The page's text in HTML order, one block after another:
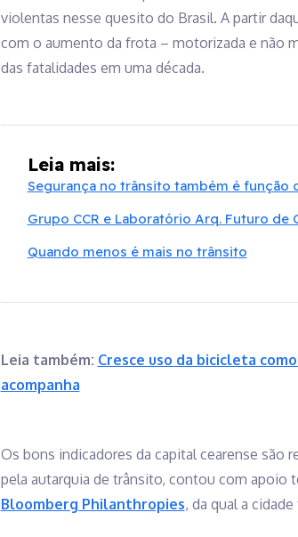
violentas nesse quesito do Brasil. A partir
com o aumento da frota – motorizada e não
das fatalidades em uma década.
Leia mais:
Segurança no trânsito também é
Grupo CCR e Laboratório Arq. Futuro
Quando menos é mais no trânsito
Leia também: Cresce uso da bicicleta
acompanha
Os bons indicadores da capital cearense são
pela autarquia de trânsito, contou com apoio
Bloomberg Philanthropies, da qual a